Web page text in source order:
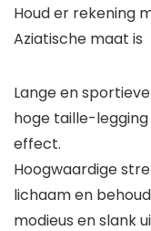
Houd er rekening
Aziatische maat is
Lange en
hoge taille-
effect.
Hoogwaardige
lichaam en
modieus en slank